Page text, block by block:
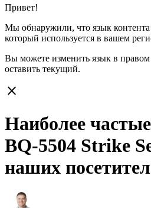
Привет!
Мы обнаружили, что язык контента
который используется в вашем
Вы можете изменить язык в
оставить текущий.
close
Наиболее
BQ-5504 Strike
наших